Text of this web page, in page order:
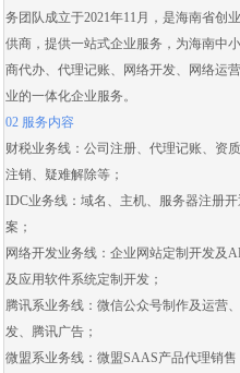
务团队成立于2021年11月，是海南省创
供商，提供一站式企业服务，为海南中
商代办、 代理记账、 网络开发、 网络运营
业的一体化企业服务。
02 服务内容
财税业务线： 公司注册、 代理记账、 资
注销、 疑难解除等；
IDC业务线：域名、主机、服务器注册
案；
网络开发业务线： 企业网站定制开发及
及应用软件系统定制开发 ；
腾讯系业务线：微信公众号制作及运营、
发、腾讯广告；
微盟系业务线： 微盟SAAS产品代理销售